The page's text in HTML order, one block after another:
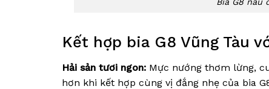
Bia G8 nâu
Kết hợp bia G8 Vũng Tàu
Hải sản tươi ngon: Mực nướng thơm lừng,
hơn khi kết hợp cùng vị đắng nhẹ của bia